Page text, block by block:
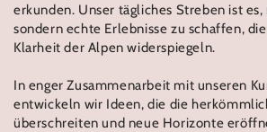
erkunden. Unser tägliches Streben ist
sondern echte Erlebnisse zu schaffen,
Klarheit der Alpen widerspiegeln.
In enger Zusammenarbeit mit unseren
entwickeln wir Ideen, die die
überschreiten und neue Horizonte